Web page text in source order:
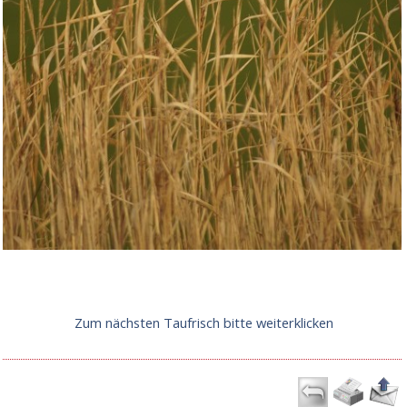
Zum nächsten Taufrisch bitte weiterklicken